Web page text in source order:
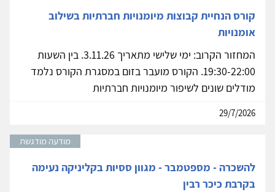
קורס הנחיית קבוצות מיומנויות חברתיות בשילוב
אומנויות
המחזור הקרוב: ימי שלישי מתאריך 3.11.26. בין השעות
19:30-22:00. הקורס מועבר בזום במסגרת הקורס נלמד
מודלים שונים לשיפור מיומנויות חברתיות
29/7/2026
מודעה מודגשת
להשכרה - מספטמבר - מגוון ססיות בקליניקה נעימה
בקרבת כיכר רבין